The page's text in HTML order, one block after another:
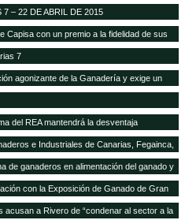
– 22 DE ABRIL DE 2015
Capisa con un premio a la fidelidad de sus
7
agonizante de la Ganadería y exige un
del REA mantendrá la desventaja
ganadera canaria
e Industriales de Canarias, Fegainca,
los intereses del sector en el Archipiélago
de ganaderos en alimentación del ganado y
con la Exposición de Ganado de Gran
acusan a Rivero de “condenar al sector a la